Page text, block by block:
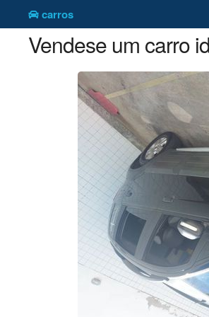
carros
Vendese um carro